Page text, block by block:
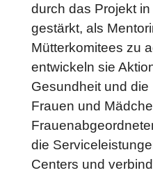
durch das Projekt
gestärkt, als
Mütterkomitees zu
entwickeln sie
Gesundheit und
Frauen und
die
Centers und